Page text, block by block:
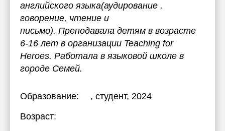
английского языка(аудирование ,
говорение, чтение и
письмо). Преподавала детям в возрасте
6-16 лет в организации Teaching for
Heroes. Работала в языковой школе в
городе Семей.
Образование:
, студент, 2024
Возраст: